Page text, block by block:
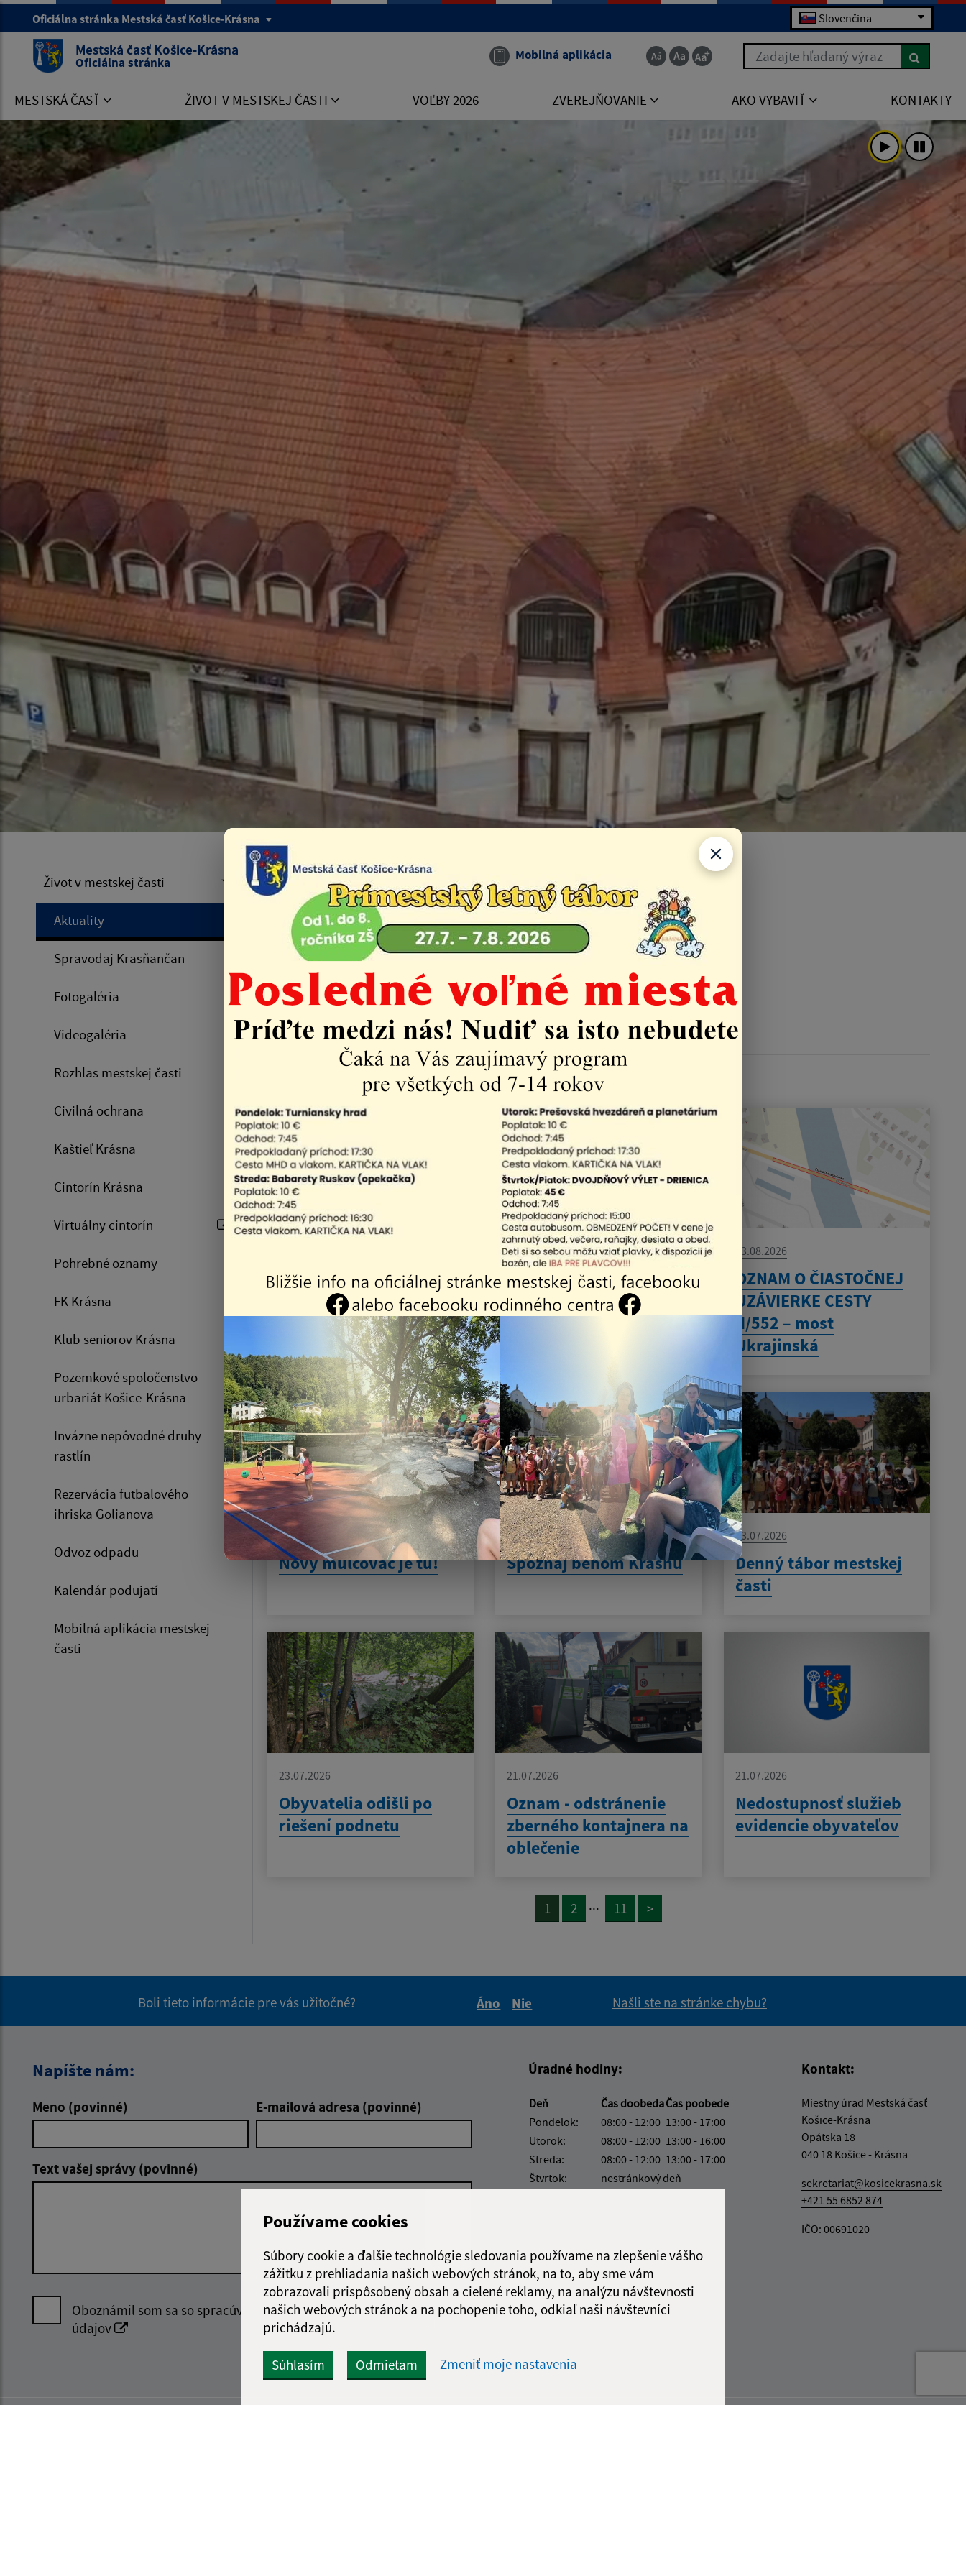
Používame cookies
Súbory cookie a ďalšie technológie sledovania používame na zlepšenie vášho
zážitku z prehliadania našich webových stránok, na to, aby sme vám
zobrazovali prispôsobený obsah a cielené reklamy, na analýzu návštevnosti
našich webových stránok a na pochopenie toho, odkiaľ naši návštevníci
prichádzajú.
Súhlasím Odmietam Zmeniť moje nastavenia
Oficiálna stránka Mestská časť Košice-Krásna Slovenčina
Mestská časť Košice-Krásna
Oficiálna stránka Mobilná aplikácia Zadajte hľadaný výraz
MESTSKÁ ČASŤ ŽIVOT V MESTSKEJ ČASTI VOĽBY 2026 ZVEREJŇOVANIE AKO VYBAVIŤ KONTAKTY
Život v mestskej časti
Aktuality
Spravodaj Krasňančan
Fotogaléria
Videogaléria
Rozhlas mestskej časti
Civilná ochrana
Kaštieľ Krásna
Cintorín Krásna
Virtuálny cintorín
Pohrebné oznamy
FK Krásna
Klub seniorov Krásna
Pozemkové spoločenstvo
urbariát Košice-Krásna
Invázne nepôvodné druhy
rastlín
Rezervácia futbalového
ihriska Golianova
Odvoz odpadu
Kalendár podujatí
Mobilná aplikácia mestskej
časti
Doména kosicekrasna.sk
Úvod Život v mestskej časti Aktuality Doména kosicekrasna.sk
26.04.2024
Toto je oficiálna webová stránka mestskej časti Košice-Krásna.
Oficiálne stránky využívajú doménu kosicekrasna.sk.
Zoznam aktualít:
Oznam - Vakcinácia
psov a mačiek
08.08.2026
04.08.2026
Vyhlásenie času
zvýšeného
nebezpečenstva a
03.08.2026
OZNAM O ČIASTOČNEJ
UZÁVIERKE CESTY
II/552 – most
Ukrajinská
29.07.2026
Nový mulčovač je tu!
28.07.2026
Spoznaj behom Krásnu
23.07.2026
Denný tábor mestskej
časti
23.07.2026
Obyvatelia odišli po
riešení podnetu
21.07.2026
Oznam - odstránenie
zberného kontajnera na
oblečenie
21.07.2026
Nedostupnosť služieb
evidencie obyvateľov
1 2 ... 11 >
Boli tieto informácie pre vás užitočné?
Áno
Nie
Našli ste na stránke chybu?
Napíšte nám:
Meno (povinné) E-mailová adresa (povinné)
Text vašej správy (povinné)
Oboznámil som sa sospracúvaním osobných
údajov
Google reCaptcha Response
Odoslať
správu
Úradné hodiny:
Deň Čas doobedaČas poobede
Pondelok:
08:00 - 12:00 13:00 - 17:00
Utorok:
08:00 - 12:00 13:00 - 16:00
Streda:
08:00 - 12:00 13:00 - 17:00
Štvrtok:
nestránkový deň
Kontakt:
Miestny úrad Mestská časť
Košice-Krásna
Opátska 18
040 18 Košice - Krásna
sekretariat@kosicekrasna.sk
+421 55 6852 874
IČO: 00691020